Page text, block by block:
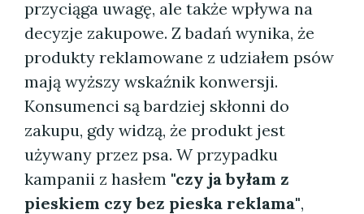
przyciąga uwagę, ale także wpływa na
decyzje zakupowe. Z badań wynika, że
produkty reklamowane z udziałem psów
mają wyższy wskaźnik konwersji.
Konsumenci są bardziej skłonni do
zakupu, gdy widzą, że produkt jest
używany przez psa. W przypadku
kampanii z hasłem "czy ja byłam z
pieskiem czy bez pieska reklama",